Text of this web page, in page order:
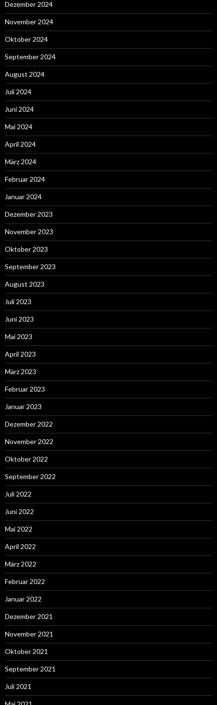
Dezember 2024
November 2024
Oktober 2024
September 2024
August 2024
Juli 2024
Juni 2024
Mai 2024
April 2024
März 2024
Februar 2024
Januar 2024
Dezember 2023
November 2023
Oktober 2023
September 2023
August 2023
Juli 2023
Juni 2023
Mai 2023
April 2023
März 2023
Februar 2023
Januar 2023
Dezember 2022
November 2022
Oktober 2022
September 2022
Juli 2022
Juni 2022
Mai 2022
April 2022
März 2022
Februar 2022
Januar 2022
Dezember 2021
November 2021
Oktober 2021
September 2021
Juli 2021